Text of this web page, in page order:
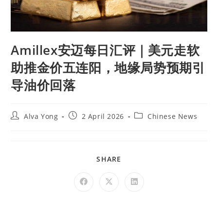
Amillex安迈每日汇评｜美元走软
助推金价五连阳，地缘局势预期引
导油价回落
Alva Yong 2 April 2026 Chinese News
SHARE